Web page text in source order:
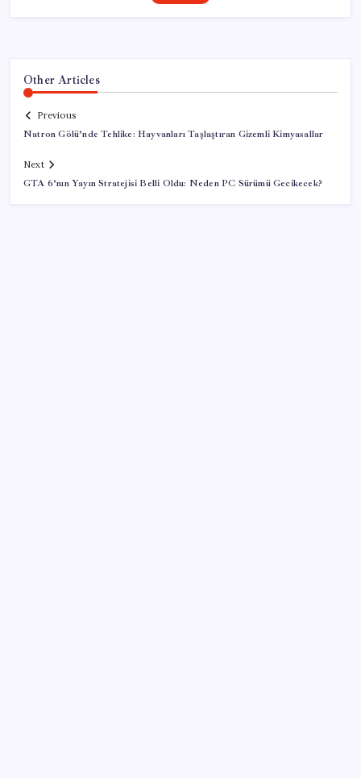
Other Articles
Previous
Natron Gölü’nde Tehlike: Hayvanları Taşlaştıran Gizemli Kimyasallar
Next
GTA 6’nın Yayın Stratejisi Belli Oldu: Neden PC Sürümü Gecikecek?